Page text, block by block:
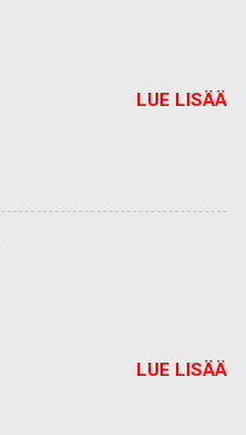
LUE LISÄÄ
LUE LISÄÄ